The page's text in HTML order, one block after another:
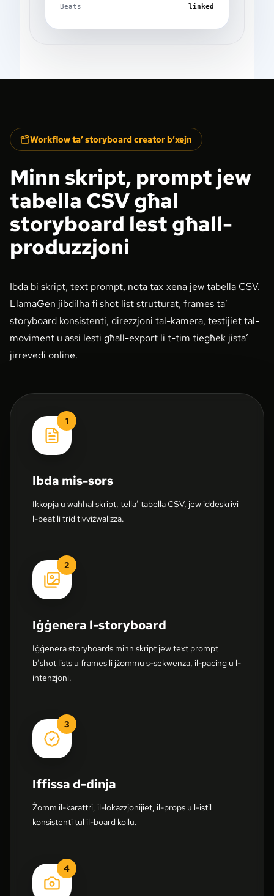
Beats linked
Workflow ta’ storyboard creator b’xejn
Minn skript, prompt jew
tabella CSV għal
storyboard lest għall-
produzzjoni
Ibda bi skript, text prompt, nota tax-xena jew tabella CSV.
LlamaGen jibdilha fi shot list strutturat, frames ta’
storyboard konsistenti, direzzjoni tal-kamera, testijiet tal-
moviment u assi lesti għall-export li t-tim tiegħek jista’
jirrevedi online.
1
Ibda mis-sors
Ikkopja u waħħal skript, tella’ tabella CSV, jew iddeskrivi
l-beat li trid tivviżwalizza.
2
Iġġenera l-storyboard
Iġġenera storyboards minn skript jew text prompt
b’shot lists u frames li jżommu s-sekwenza, il-pacing u l-
intenzjoni.
3
Iffissa d-dinja
Żomm il-karattri, il-lokazzjonijiet, il-props u l-istil
konsistenti tul il-board kollu.
4